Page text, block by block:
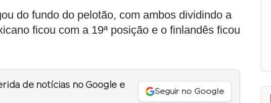
do fundo do pelotão, com ambos dividindo a
ficou com a 19ª posição e o finlandês ficou
de notícias no Google e
Seguir no Google